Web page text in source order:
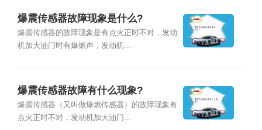
爆震传感器故障现象是什么?
爆震传感器的故障现象是有点火正时不对，发动
机加大油门时有爆燃声，发动机...
爆震传感器故障有什么现象?
爆震传感器（又叫做爆燃传感器）的故障现象有
点火正时不对，发动机加大油门...